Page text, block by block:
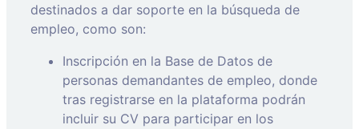
destinados a dar soporte en la búsqueda de
empleo, como son:
Inscripción en la Base de Datos de
personas demandantes de empleo, donde
tras registrarse en la plataforma podrán
incluir su CV para participar en los